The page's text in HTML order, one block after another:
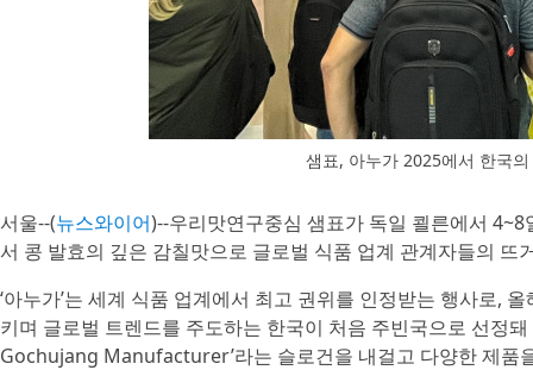
샘표, 아누가 2025에서 한국의
서울--(뉴스와이어)--우리맛연구중심 샘표가 독일 쾰른에서
서 콩 발효의 깊은 감칠맛으로 글로벌 식품 업계 관계자들의 뜨
‘아누가’는 세계 식품 업계에서 최고 권위를 인정받는 행사로,
키며 글로벌 트렌드를 주도하는 한국이 처음 주빈국으로 선정
Gochujang Manufacturer’라는 슬로건을 내걸고 다양한 제